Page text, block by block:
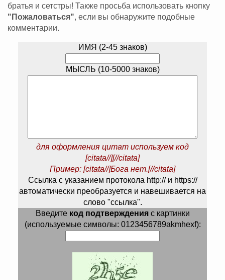
братья и сетстры! Также просьба использовать кнопку
"Пожаловаться", если вы обнаружите подобные
комментарии.
ИМЯ (2-45 знаков)
МЫСЛЬ (10-5000 знаков)
для оформления цитат используем код
[citata//][//citata]
Пример: [citata//]Бога нет.[//citata]
Ссылка с указанием протокола http:// и https://
автоматически преобразуется и навешивается на
слово "ссылка".
Введите код подтвержденияс картинки
(используемые символы: 0123456789akmhexf):